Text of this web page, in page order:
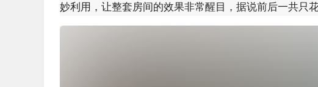
妙利用，让整套房间的效果非常醒目，据说前后一共只